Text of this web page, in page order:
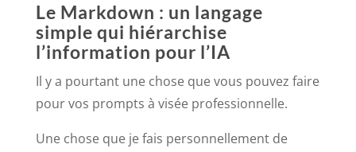
Le Markdown : un langage
simple qui hiérarchise
l’information pour l’IA
Il y a pourtant une chose que vous pouvez faire
pour vos prompts à visée professionnelle.
Une chose que je fais personnellement de